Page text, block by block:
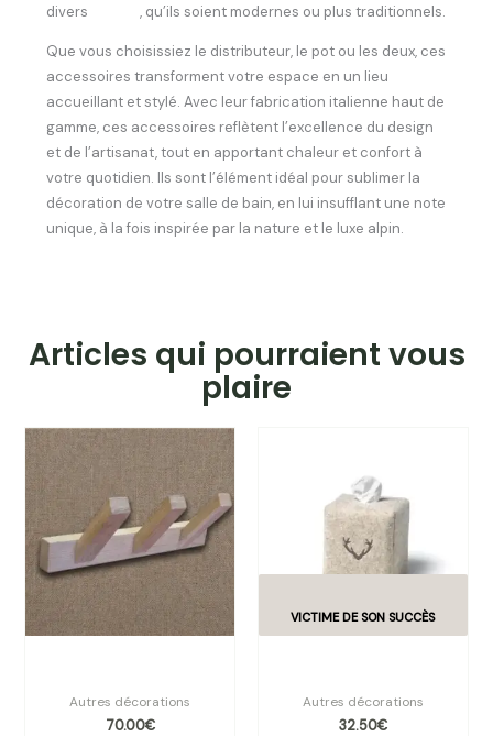
divers
décors, qu’ils soient modernes ou plus traditionnels.
Que vous choisissiez le distributeur, le pot ou les deux, ces
accessoires transforment votre espace en un lieu
accueillant et stylé. Avec leur fabrication italienne haut de
gamme, ces accessoires reflètent l’excellence du design
et de l’artisanat, tout en apportant chaleur et confort à
votre quotidien. Ils sont l’élément idéal pour sublimer la
décoration de votre salle de bain, en lui insufflant une note
unique, à la fois inspirée par la nature et le luxe alpin.
Articles qui pourraient vous
plaire
Autres décorations
70.00€
Autres décorations
32.50€